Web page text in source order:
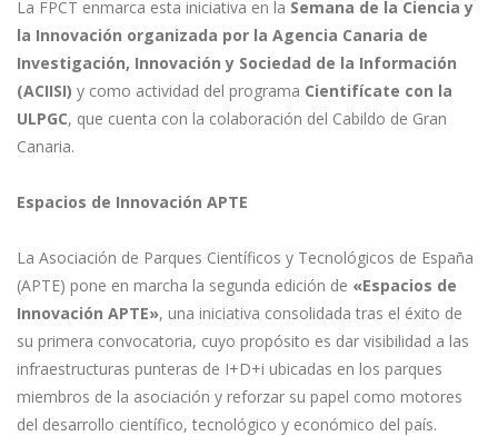
La FPCT enmarca esta iniciativa en la Semana de la Ciencia y
la Innovación organizada por la Agencia Canaria de
Investigación, Innovación y Sociedad de la Información
(ACIISI) y como actividad del programa Cientifícate con la
ULPGC, que cuenta con la colaboración del Cabildo de Gran
Canaria.
Espacios de Innovación APTE
La Asociación de Parques Científicos y Tecnológicos de España
(APTE) pone en marcha la segunda edición de «Espacios de
Innovación APTE», una iniciativa consolidada tras el éxito de
su primera convocatoria, cuyo propósito es dar visibilidad a las
infraestructuras punteras de I+D+i ubicadas en los parques
miembros de la asociación y reforzar su papel como motores
del desarrollo científico, tecnológico y económico del país.